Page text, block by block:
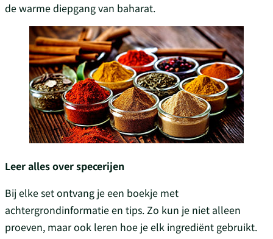
de warme diepgang van baharat.
Leer alles over specerijen
Bij elke set ontvang je een boekje met
achtergrondinformatie en tips. Zo kun je niet alleen
proeven, maar ook leren hoe je elk ingrediënt gebruikt.